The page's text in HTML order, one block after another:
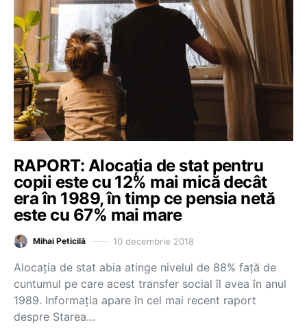
RAPORT: Alocația de stat pentru
copii este cu 12% mai mică decât
era în 1989, în timp ce pensia netă
este cu 67% mai mare
Mihai Peticilă 10 decembrie 2018
Alocația de stat abia atinge nivelul de 88% față de
cuntumul pe care acest transfer social îl avea în anul
1989. Informația apare în cel mai recent raport
despre Starea…